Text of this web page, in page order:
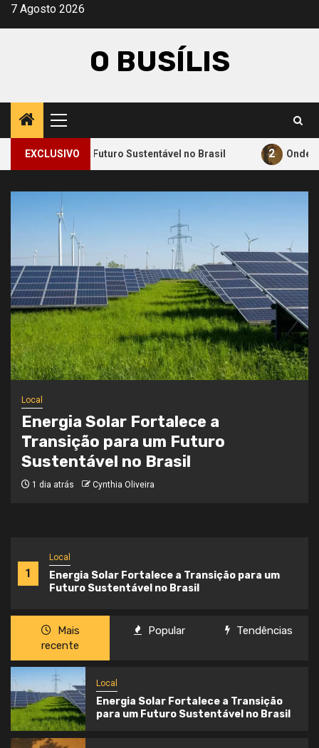
Avançar
7 Agosto 2026
O BUSÍLIS
Menu
principal
EXCLUSIVO
um Futuro Sustentável no Brasil 2 Onde a
1
Local
Energia Solar Fortalece a Transição para um
Futuro Sustentável no Brasil
Local
Onde a Informação Encontra o Seu
Caminho
3 semanas atrás Cynthia Oliveira
Mais
recente
Popular Tendências
Local
Energia Solar Fortalece a Transição
para um Futuro Sustentável no Brasil